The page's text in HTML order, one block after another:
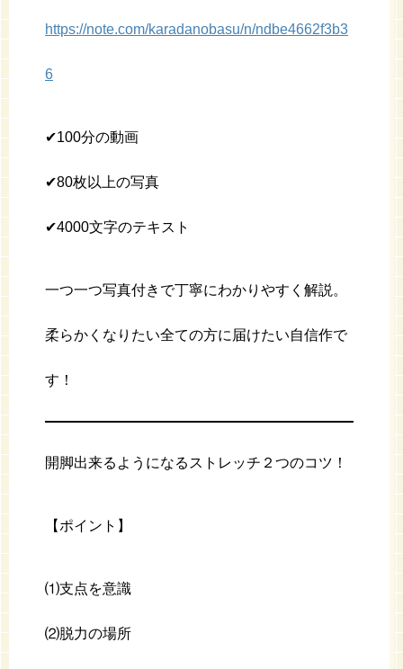
https://note.com/karadanobasu/n/ndbe4662f3b3
6
✔︎100分の動画
✔︎80枚以上の写真
✔︎4000文字のテキスト
一つ一つ写真付きで丁寧にわかりやすく解説。
柔らかくなりたい全ての方に届けたい自信作で
す！
開脚出来るようになるストレッチ２つのコツ！
【ポイント】
⑴支点を意識
⑵脱力の場所